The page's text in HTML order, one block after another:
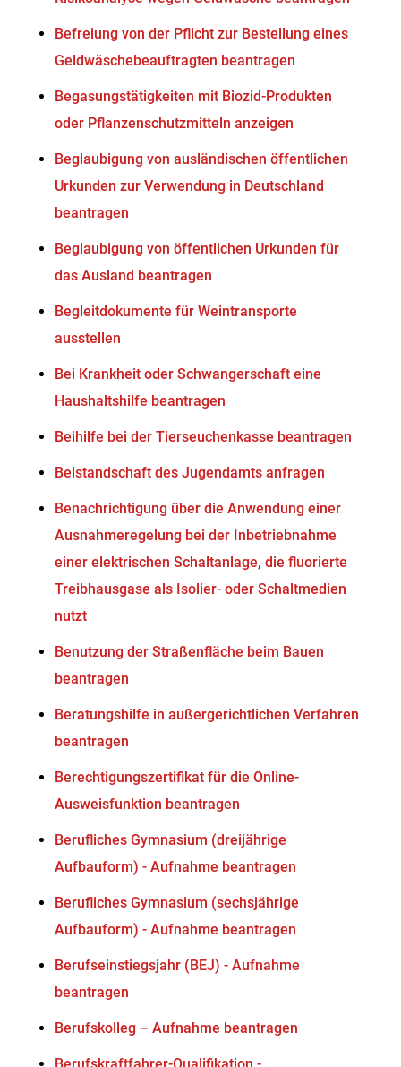
Befreiung von der Pflicht zur Bestellung eines
Geldwäschebeauftragten beantragen
Begasungstätigkeiten mit Biozid-Produkten
oder Pflanzenschutzmitteln anzeigen
Beglaubigung von ausländischen öffentlichen
Urkunden zur Verwendung in Deutschland
beantragen
Beglaubigung von öffentlichen Urkunden für
das Ausland beantragen
Begleitdokumente für Weintransporte
ausstellen
Bei Krankheit oder Schwangerschaft eine
Haushaltshilfe beantragen
Beihilfe bei der Tierseuchenkasse beantragen
Beistandschaft des Jugendamts anfragen
Benachrichtigung über die Anwendung einer
Ausnahmeregelung bei der Inbetriebnahme
einer elektrischen Schaltanlage, die fluorierte
Treibhausgase als Isolier- oder Schaltmedien
nutzt
Benutzung der Straßenfläche beim Bauen
beantragen
Beratungshilfe in außergerichtlichen Verfahren
beantragen
Berechtigungszertifikat für die Online-
Ausweisfunktion beantragen
Berufliches Gymnasium (dreijährige
Aufbauform) - Aufnahme beantragen
Berufliches Gymnasium (sechsjährige
Aufbauform) - Aufnahme beantragen
Berufseinstiegsjahr (BEJ) - Aufnahme
beantragen
Berufskolleg – Aufnahme beantragen